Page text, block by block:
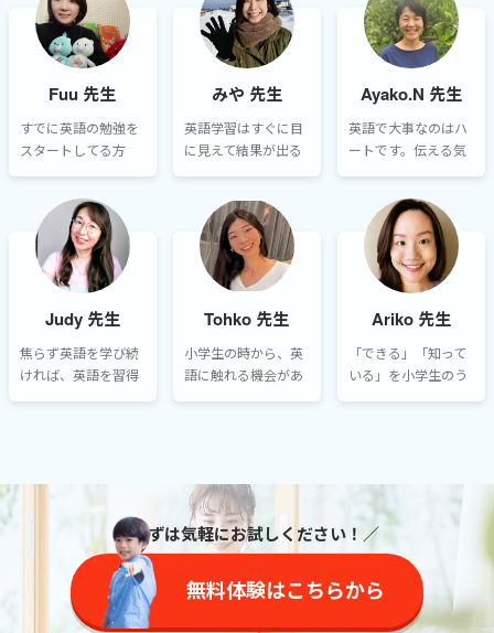
しむことで大人にな
って英語に対する抵
抗がなくなります。
語で、自分の力でコ
ミュニケーションを
とる楽しさを知って
られないフレーズも
あるかもしれません
が、レッスンを継続
ず言えるようになり
ます。元気にレッス
ンに参加してくださ
Fuu 先生
すでに英語の勉強を
スタートしてる方
も、英語学習の道の
りは小学校以降もこ
の先ずっと長く続き
ます。小学生はその
みや 先生
英語学習はすぐに目
に見えて結果が出る
のなので、続けて行
くにはお子様と共に
モチベーションを持
ち続けることがとて
Ayako.N 先生
英語で大事なのはハ
ートです。伝える気
ニケーションを楽し
みましょう！私のレ
ッスンでは、英語を
好きになってもらえ
興味のあることや身
近なことに関連づけ
るように心がけてい
Judy 先生
焦らず英語を学び続
ければ、英語を習得
がると思います。楽
様に、お手伝いさせ
て頂きたいと思いま
Tohko 先生
小学生の時から、英
語に触れる機会があ
と思います。なかな
かゴールが見つから
ないのが語学学習で
すが、英語が生活の
なってくれたら嬉し
Ariko 先生
「できる」「知って
いる」を小学生のう
とが私の喜びです！
レッスンでお会いで
きることを心待ちに
しております！
＼まずは気軽にお試しください！／
無料体験はこちらから